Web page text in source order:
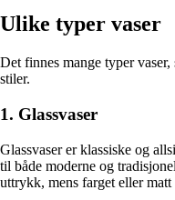
Ulike typer vaser
Det finnes mange typer
stiler.
1. Glassvaser
Glassvaser er klassiske og
til både moderne og
uttrykk, mens farget eller